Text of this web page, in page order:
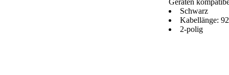
Geräten
Schwarz
Kabellänge:
2-polig